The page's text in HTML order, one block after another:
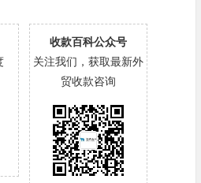
收款百科公众号
关注我们，获取最新外
贸收款咨询